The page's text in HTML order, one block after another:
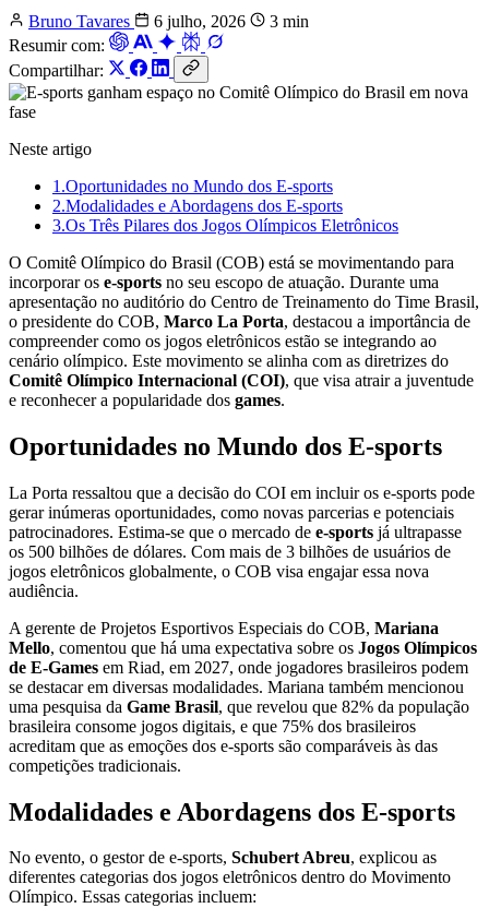
Bruno Tavares 6 julho, 2026
3 min
Resumir com:
Compartilhar:
Neste artigo
1.Oportunidades no Mundo dos E-sports
2.Modalidades e Abordagens dos E-sports
3.Os Três Pilares dos Jogos Olímpicos Eletrônicos
O Comitê Olímpico do Brasil (COB) está se movimentando para
incorporar os e-sports no seu escopo de atuação. Durante uma
apresentação no auditório do Centro de Treinamento do Time Brasil,
o presidente do COB, Marco La Porta, destacou a importância de
compreender como os jogos eletrônicos estão se integrando ao
cenário olímpico. Este movimento se alinha com as diretrizes do
Comitê Olímpico Internacional (COI), que visa atrair a juventude
e reconhecer a popularidade dos games.
Oportunidades no Mundo dos E-sports
La Porta ressaltou que a decisão do COI em incluir os e-sports pode
gerar inúmeras oportunidades, como novas parcerias e potenciais
patrocinadores. Estima-se que o mercado de e-sports já ultrapasse
os 500 bilhões de dólares. Com mais de 3 bilhões de usuários de
jogos eletrônicos globalmente, o COB visa engajar essa nova
audiência.
A gerente de Projetos Esportivos Especiais do COB, Mariana
Mello, comentou que há uma expectativa sobre os Jogos Olímpicos
de E-Games em Riad, em 2027, onde jogadores brasileiros podem
se destacar em diversas modalidades. Mariana também mencionou
uma pesquisa da Game Brasil, que revelou que 82% da população
brasileira consome jogos digitais, e que 75% dos brasileiros
acreditam que as emoções dos e-sports são comparáveis às das
competições tradicionais.
Modalidades e Abordagens dos E-sports
No evento, o gestor de e-sports, Schubert Abreu, explicou as
diferentes categorias dos jogos eletrônicos dentro do Movimento
Olímpico. Essas categorias incluem: